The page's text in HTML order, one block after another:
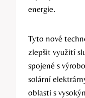
energie.
Tyto nové
zlepšit využití
spojené s
solární
oblasti s